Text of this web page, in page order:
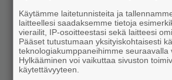
Käytämme laitetunnisteita ja
laitteellesi saadaksemme tietoja
vierailit, IP-osoitteestasi sekä laitteesi
Pääset tutustumaan yksityiskohtaisesti
teknologiakumppaneihimme seuraavalla
Hylkääminen voi vaikuttaa sivuston
käytettävyyteen.